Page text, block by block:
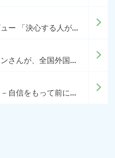
ランアインさんインタビュー 「決心する人が絶対成功する」
祝！グエン トゥー ユンさんが、全国外国人技能実習生弁論大会 広島大会で「審査員特別賞」を受賞しました！
ＫＳ３からのメッセージ－自信をもって前に進もう！